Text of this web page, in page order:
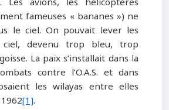
fameuses « bananes ») ne
le ciel. On pouvait lever les
devenu trop bleu, trop
La paix s’installait dans la
contre l’O.A.S. et dans
les wilayas entre elles
[1].